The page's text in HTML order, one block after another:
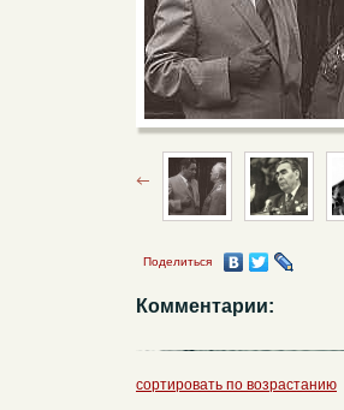
Поделиться
Комментарии:
сортировать по возрастанию